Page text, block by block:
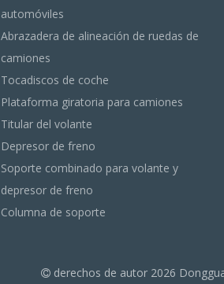
automóviles
Abrazadera de alineación de ruedas de
camiones
Tocadiscos de coche
Plataforma giratoria para camiones
Titular del volante
Depresor de freno
Soporte combinado para volante y
depresor de freno
Columna de soporte
derechos de autor 2026